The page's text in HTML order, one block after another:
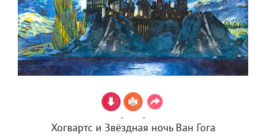
Хогвартс и Звёздная ночь Ван Гога